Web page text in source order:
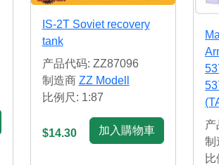
IS-2T Soviet recovery
tank
产品代码: ZZ87096
制造商 ZZ Modell
比例尺: 1:87
$14.30 加入購物車
产
制